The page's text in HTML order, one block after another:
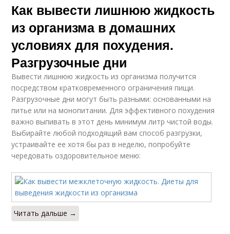
Как вывести лишнюю жидкость
из организма в домашних
условиях для похудения.
Разгрузочные дни
Вывести лишнюю жидкость из организма получится
посредством кратковременного ограничения пищи.
Разгрузочные дни могут быть разными: основанными на
питье или на монопитании. Для эффективного похудения
важно выпивать в этот день минимум литр чистой воды.
Выбирайте любой подходящий вам способ разгрузки,
устраивайте ее хотя бы раз в неделю, попробуйте
чередовать оздоровительное меню:
Читать дальше →